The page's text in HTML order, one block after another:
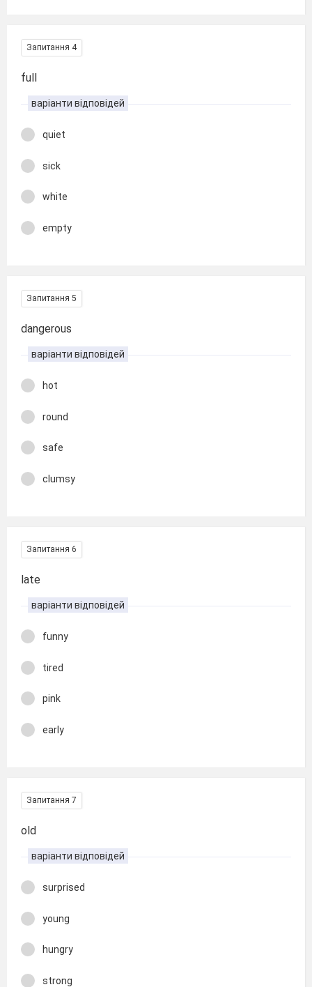
Запитання 4
full
варіанти відповідей
quiet
sick
white
empty
Запитання 5
dangerous
варіанти відповідей
hot
round
safe
clumsy
Запитання 6
late
варіанти відповідей
funny
tired
pink
early
Запитання 7
old
варіанти відповідей
surprised
young
hungry
strong